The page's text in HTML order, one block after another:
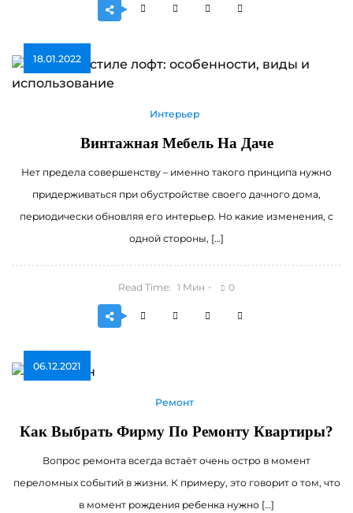
18.01.2022
Интерьер
Винтажная Мебель На Даче
Нет предела совершенству – именно такого принципа нужно
придерживаться при обустройстве своего дачного дома,
периодически обновляя его интерьер. Но какие изменения, с
одной стороны, […]
Read Time: 1 Мин 0
06.12.2021
Ремонт
Как Выбрать Фирму По Ремонту Квартиры?
Вопрос ремонта всегда встаёт очень остро в момент
переломных событий в жизни. К примеру, это говорит о том, что
в момент рождения ребенка нужно […]